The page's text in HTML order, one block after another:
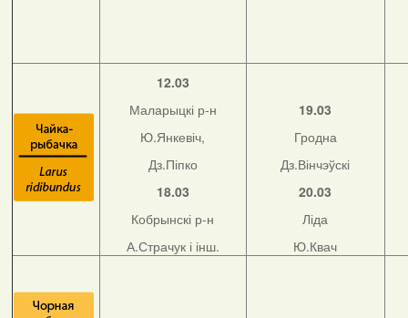
12.03
Маларыцкі р-н
Ю.Янкевіч,
Дз.Піпко
18.03
Кобрынскі р-н
А.Страчук і інш.
19.03
Гродна
Дз.Вінчэўскі
20.03
Ліда
Ю.Квач